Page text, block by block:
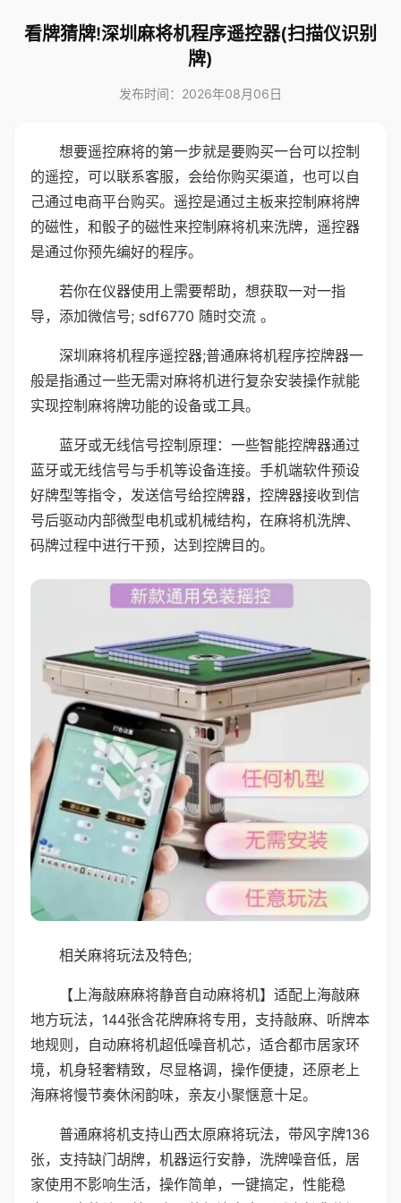
看牌猜牌!深圳麻将机程序遥控器(扫描仪识别
牌)
发布时间：2026年08月06日
想要遥控麻将的第一步就是要购买一台可以控制
的遥控，可以联系客服，会给你购买渠道，也可以自
己通过电商平台购买。遥控是通过主板来控制麻将牌
的磁性，和骰子的磁性来控制麻将机来洗牌，遥控器
是通过你预先编好的程序。
若你在仪器使用上需要帮助，想获取一对一指
导，添加微信号; sdf6770 随时交流 。
深圳麻将机程序遥控器;普通麻将机程序控牌器一
般是指通过一些无需对麻将机进行复杂安装操作就能
实现控制麻将牌功能的设备或工具。
蓝牙或无线信号控制原理：一些智能控牌器通过
蓝牙或无线信号与手机等设备连接。手机端软件预设
好牌型等指令，发送信号给控牌器，控牌器接收到信
号后驱动内部微型电机或机械结构，在麻将机洗牌、
码牌过程中进行干预，达到控牌目的。
相关麻将玩法及特色;
【上海敲麻麻将静音自动麻将机】适配上海敲麻
地方玩法，144张含花牌麻将专用，支持敲麻、听牌本
地规则，自动麻将机超低噪音机芯，适合都市居家环
境，机身轻奢精致，尽显格调，操作便捷，还原老上
海麻将慢节奏休闲韵味，亲友小聚惬意十足。
普通麻将机支持山西太原麻将玩法，带风字牌136
张，支持缺门胡牌，机器运行安静，洗牌噪音低，居
家使用不影响生活，操作简单，一键搞定，性能稳